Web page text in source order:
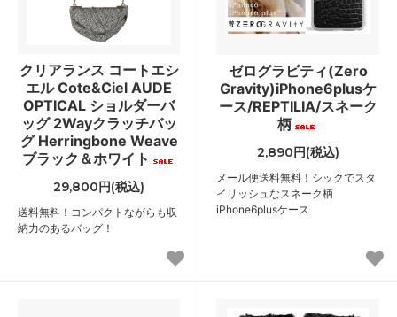
クリアランス コートエシ
エル Cote&Ciel AUDE
OPTICAL ショルダーバ
ッグ 2Wayクラッチバッ
グ Herringbone Weave
ブラック＆ホワイト
29,800円(税込)
送料無料！コンパクトながらも収
納力のあるバッグ！
ゼログラビティ(Zero
Gravity)iPhone6plusケ
ース/REPTILIA/スネーク
柄
2,890円(税込)
メール便送料無料！シックでスタ
イリッシュなスネーク柄
iPhone6plusケース